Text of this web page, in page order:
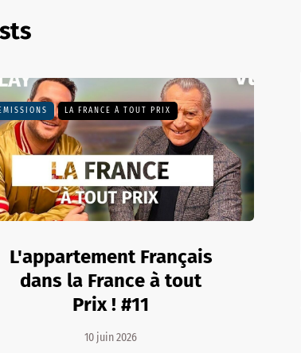
LA FRANCE À TOUT PRIX
L'appartement Français
dans la France à tout
Prix ! #11
10 juin 2026